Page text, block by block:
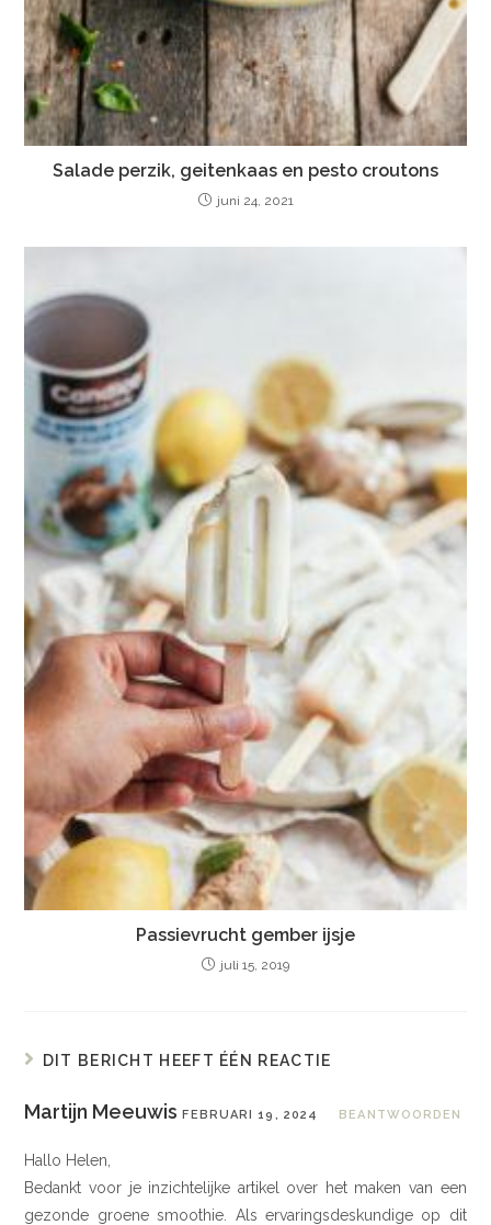
Salade perzik, geitenkaas en pesto croutons
juni 24, 2021
Passievrucht gember ijsje
juli 15, 2019
DIT BERICHT HEEFT ÉÉN REACTIE
Martijn Meeuwis FEBRUARI 19, 2024 BEANTWOORDEN
Hallo Helen,
Bedankt voor je inzichtelijke artikel over het maken van een
gezonde groene smoothie. Als ervaringsdeskundige op dit